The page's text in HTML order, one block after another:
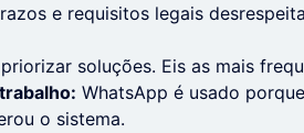
e requisitos legais
soluções. Eis as mais
WhatsApp é usado
o sistema.